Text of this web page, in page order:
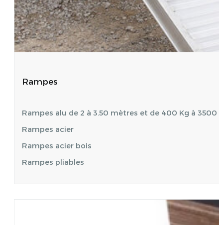
Rampes
Rampes alu de 2 à 3.50 mètres et de 400 Kg à 3500
Rampes acier
Rampes acier bois
Rampes pliables